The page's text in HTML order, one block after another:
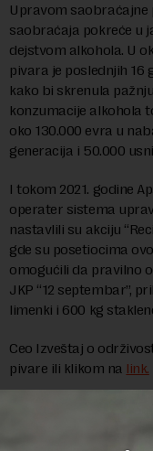
Upravom saobraćajne
saobraćaja pokreće u
dejstvom alkohola. U
pivara je poslednjih
kako bi skrenula
konzumacije alkohola
oko 130.000 evra u
generacija i 50.000
I tokom 2021. godine
operater sistema
nastavlili su akciju
gde su posetiocima
omogućili da pravilno
JKP “12 septembar”,
limenki i 600 kg
Ceo Izveštaj o
pivare ili klikom na link.
Preuzimanje delova